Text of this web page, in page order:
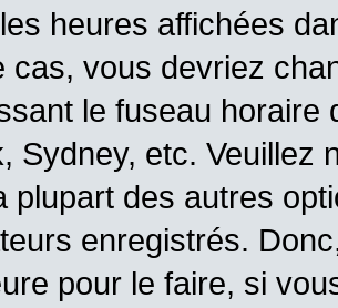
heures affichées
cas, vous devriez
le fuseau
Sydney, etc. Veuillez
plupart des autres
enregistrés.
pour le faire, si